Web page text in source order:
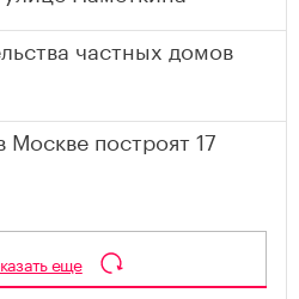
частных домов
построят 17
еще